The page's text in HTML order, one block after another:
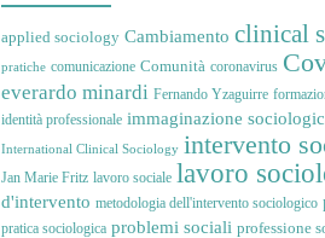
applied sociology Cambiamento clinical
pratiche comunicazione Comunità coronavirus
everardo minardi Fernando Yzaguirre
identità professionale immaginazione
International Clinical Sociology intervento
Jan Marie Fritz lavoro sociale lavoro
d'intervento metodologia dell'intervento sociologico
pratica sociologica problemi sociali professione